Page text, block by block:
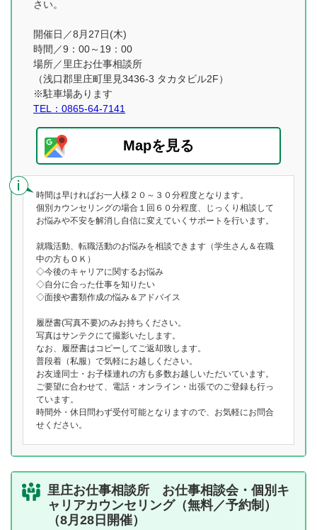
さい。
開催日／8月27日(木)
時間／9：00～19：00
場所／里庄お仕事相談所
（浅口郡里庄町里見3436-3 タカタビル2F）
※駐車場あります
TEL：0865-64-7141
Mapを見る
時間は早ければお一人様２０～３０分程度となります。
個別カウンセリングの場合１回６０分程度、じっくり相談して
お悩みや不安を解消し自信に変えていくサポートを行います。
就職活動、転職活動のお悩みを相談できます（学生さん＆在職
中の方もＯＫ）
◇今後のキャリアに関するお悩み
◇自分に合った仕事を知りたい
◇面接や書類作成の悩み＆アドバイス
履歴書(写真不要)のみお持ちください。
写真はサンテクにて撮影いたします。
なお、履歴書はコピーしてご返却致します。
普段着（私服）で気軽にお越しください。
お友達同士・お子様連れの方も多数お越しいただいています。
ご要望に合わせて、電話・オンライン・出張でのご登録も行っ
ています。
時間外・休日問わず受付可能となりますので、お気軽にお問合
せください。
里庄お仕事相談所 お仕事相談会・個別キ
ャリアカウンセリング（無料／予約制）
（8月28日開催）